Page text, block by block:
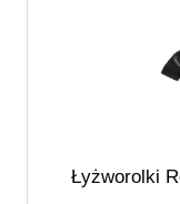
Łyżworolki